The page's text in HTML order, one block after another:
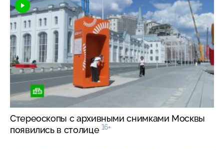
Стереоскопы с архивными снимками Москвы
появились в столице 16+